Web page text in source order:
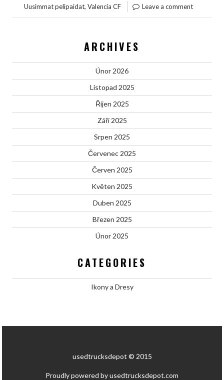
Uusimmat pelipaidat, Valencia CF Leave a comment
ARCHIVES
Únor 2026
Listopad 2025
Říjen 2025
Září 2025
Srpen 2025
Červenec 2025
Červen 2025
Květen 2025
Duben 2025
Březen 2025
Únor 2025
CATEGORIES
Ikony a Dresy
usedtrucksdepot © 2015
Proudly powered by usedtrucksdepot.com